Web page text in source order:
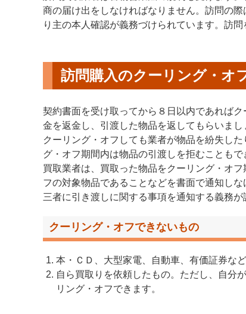
商の届け出をしなければなりません。訪問の
り主の本人確認が義務づけられています。訪
訪問購入のクーリング・オ
契約書面を受け取ってから８日以内であれば
金を返金し、引渡した物品を返してもらいまし
クーリング・オフしても業者が物品を紛失し
グ・オフ期間内は物品の引渡しを拒むことも
買取業者は、買取った物品をクーリング・オ
フの対象物品であることなどを書面で通知し
三者に引き渡しに関する事項を通知する義務が
クーリング・オフできないもの
本・ＣＤ、大型家電、自動車、有価証券な
自ら買取りを依頼したもの。ただし、自分
リング・オフできます。